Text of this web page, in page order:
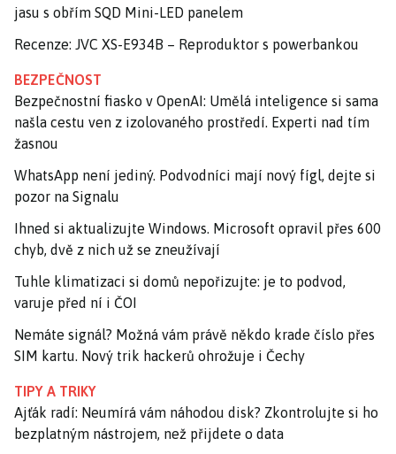
jasu s obřím SQD Mini-LED panelem
Recenze: JVC XS-E934B – Reproduktor s powerbankou
BEZPEČNOST
Bezpečnostní fiasko v OpenAI: Umělá inteligence si sama
našla cestu ven z izolovaného prostředí. Experti nad tím
žasnou
WhatsApp není jediný. Podvodníci mají nový fígl, dejte si
pozor na Signalu
Ihned si aktualizujte Windows. Microsoft opravil přes 600
chyb, dvě z nich už se zneužívají
Tuhle klimatizaci si domů nepořizujte: je to podvod,
varuje před ní i ČOI
Nemáte signál? Možná vám právě někdo krade číslo přes
SIM kartu. Nový trik hackerů ohrožuje i Čechy
TIPY A TRIKY
Ajťák radí: Neumírá vám náhodou disk? Zkontrolujte si ho
bezplatným nástrojem, než přijdete o data